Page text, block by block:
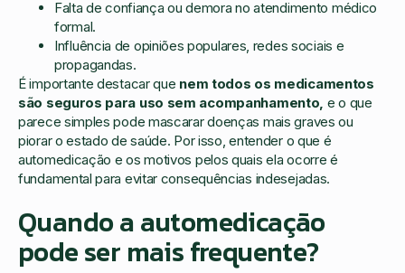
Falta de confiança ou demora no atendimento médico
formal.
Influência de opiniões populares, redes sociais e
propagandas.
É importante destacar que nem todos os medicamentos
são seguros para uso sem acompanhamento, e o que
parece simples pode mascarar doenças mais graves ou
piorar o estado de saúde. Por isso, entender o que é
automedicação e os motivos pelos quais ela ocorre é
fundamental para evitar consequências indesejadas.
Quando a automedicação
pode ser mais frequente?